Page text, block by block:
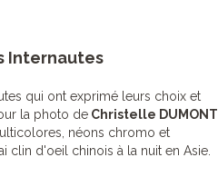
Internautes
qui ont exprimé leurs choix et
la photo de Christelle DUMONT
néons chromo et
clin d'oeil chinois à la nuit en Asie.